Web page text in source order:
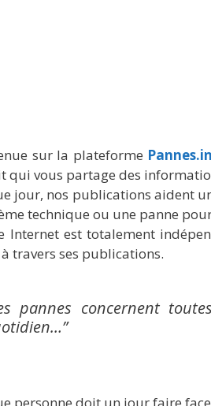
sur la plateforme
qui vous partage des
jour, nos publications aident
technique ou une panne
Internet est totalement
travers ses publications.
pannes concernent
personne doit un jour faire